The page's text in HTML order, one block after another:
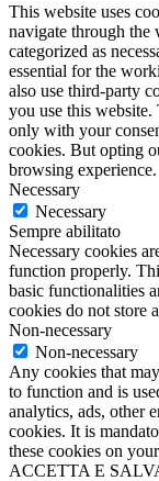
This website uses
navigate through the
categorized as
essential for the
also use third-party
you use this
only with your
cookies. But opting
browsing experience.
Necessary
Necessary
Sempre abilitato
Necessary cookies
function properly.
basic functionalities
cookies do not store
Non-necessary
Non-necessary
Any cookies that
to function and is
analytics, ads, other
cookies. It is
these cookies on
ACCETTA E